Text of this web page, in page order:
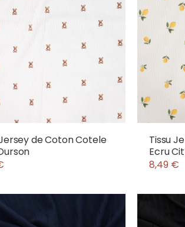
de Coton Cotele
Tissu
Ecru
8,49 €